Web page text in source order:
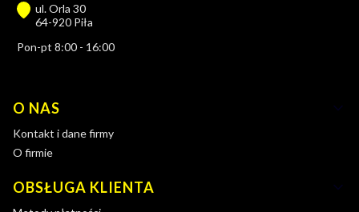
ul. Orla 30
64-920 Piła
Pon-pt 8:00 - 16:00
Linki w stopce
O NAS
Kontakt i dane firmy
O firmie
OBSŁUGA KLIENTA